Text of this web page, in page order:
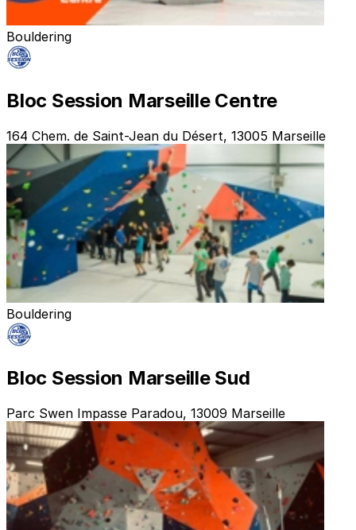
Bouldering
Bloc Session Marseille Centre
164 Chem. de Saint-Jean du Désert, 13005 Marseille
Bouldering
Bloc Session Marseille Sud
Parc Swen Impasse Paradou, 13009 Marseille